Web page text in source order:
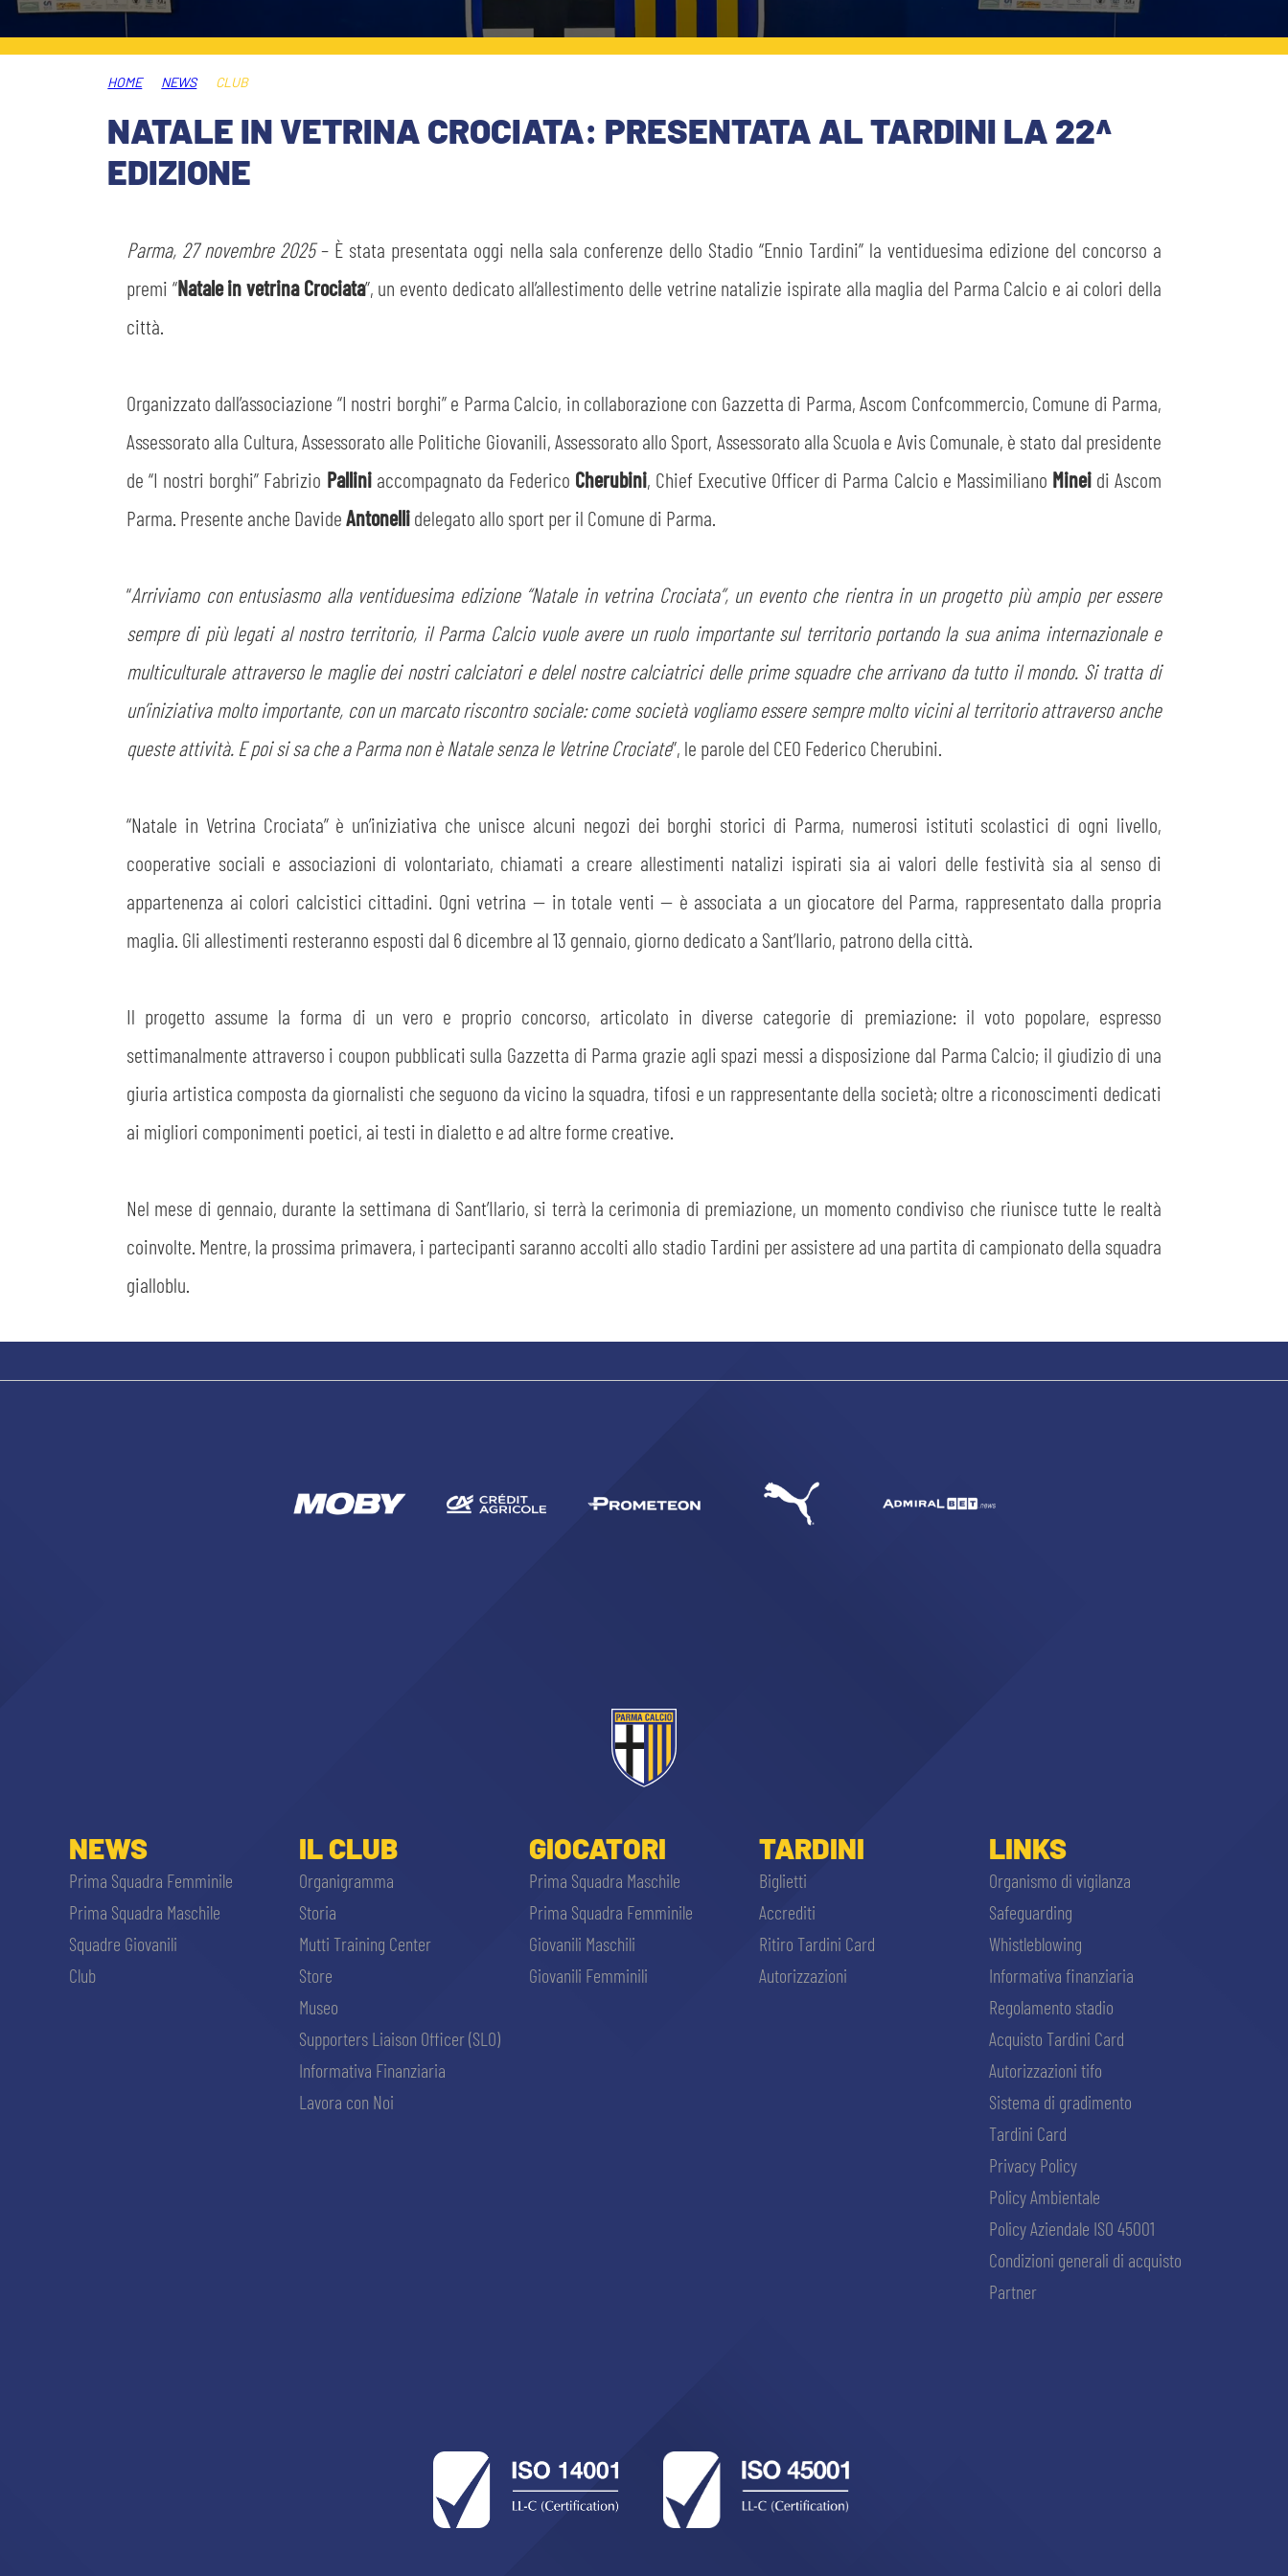
STORE
MUSEO
SLO
INFORMATIVA FINANZIARIA
PLAY GREEN
HOME NEWS CLUB
NATALE IN VETRINA CROCIATA: PRESENTATA AL TARDINI LA 22^
EDIZIONE
Parma, 27 novembre 2025– È stata presentata oggi nella sala conferenze dello Stadio “Ennio Tardini” la ventiduesima edizione del concorso a
premi “Natale in vetrina Crociata”, un evento dedicato all’allestimento delle vetrine natalizie ispirate alla maglia del Parma Calcio e ai colori della
città.
Organizzato dall’associazione “I nostri borghi” e Parma Calcio, in collaborazione con Gazzetta di Parma, Ascom Confcommercio, Comune di Parma,
Assessorato alla Cultura, Assessorato alle Politiche Giovanili, Assessorato allo Sport, Assessorato alla Scuola e Avis Comunale, è stato dal presidente
de “I nostri borghi” Fabrizio Pallini accompagnato da Federico Cherubini, Chief Executive Officer di Parma Calcio e Massimiliano Minei di Ascom
Parma. Presente anche DavideAntonellidelegato allo sport per il Comune di Parma.
“Arriviamo con entusiasmo alla ventiduesima edizione “Natale in vetrina Crociata”, un evento che rientra in un progetto più ampio per essere
sempre di più legati al nostro territorio, il Parma Calcio vuole avere un ruolo importante sul territorio portando la sua anima internazionale e
multiculturale attraverso le maglie dei nostri calciatori e delel nostre calciatrici delle prime squadre che arrivano da tutto il mondo. Si tratta di
un’iniziativa molto importante, con un marcato riscontro sociale: come società vogliamo essere sempre molto vicini al territorio attraverso anche
queste attività. E poi si sa che a Parma non è Natale senza le Vetrine Crociate”, le parole del CEO Federico Cherubini.
“Natale in Vetrina Crociata” è un’iniziativa che unisce alcuni negozi dei borghi storici di Parma, numerosi istituti scolastici di ogni livello,
cooperative sociali e associazioni di volontariato, chiamati a creare allestimenti natalizi ispirati sia ai valori delle festività sia al senso di
appartenenza ai colori calcistici cittadini. Ogni vetrina — in totale venti — è associata a un giocatore del Parma, rappresentato dalla propria
maglia. Gli allestimenti resteranno esposti dal 6 dicembre al 13 gennaio, giorno dedicato a Sant’Ilario, patrono della città.
Il progetto assume la forma di un vero e proprio concorso, articolato in diverse categorie di premiazione: il voto popolare, espresso
settimanalmente attraverso i coupon pubblicati sulla Gazzetta di Parma grazie agli spazi messi a disposizione dal Parma Calcio; il giudizio di una
giuria artistica composta da giornalisti che seguono da vicino la squadra, tifosi e un rappresentante della società; oltre a riconoscimenti dedicati
ai migliori componimenti poetici, ai testi in dialetto e ad altre forme creative.
Nel mese di gennaio, durante la settimana di Sant’Ilario, si terrà la cerimonia di premiazione, un momento condiviso che riunisce tutte le realtà
coinvolte. Mentre, la prossima primavera, i partecipanti saranno accolti allo stadio Tardini per assistere ad una partita di campionato della squadra
gialloblu.
NEWS
Prima Squadra Femminile
Prima Squadra Maschile
Squadre Giovanili
Club
IL CLUB
Organigramma
Storia
Mutti Training Center
Store
Museo
Supporters Liaison Officer (SLO)
Informativa Finanziaria
Lavora con Noi
GIOCATORI
Prima Squadra Maschile
Prima Squadra Femminile
Giovanili Maschili
Giovanili Femminili
TARDINI
Biglietti
Accrediti
Ritiro Tardini Card
Autorizzazioni
LINKS
Organismo di vigilanza
Safeguarding
Whistleblowing
Informativa finanziaria
Regolamento stadio
Acquisto Tardini Card
Autorizzazioni tifo
Sistema di gradimento
Tardini Card
Privacy Policy
Policy Ambientale
Policy Aziendale ISO 45001
Condizioni generali di acquisto
Partner